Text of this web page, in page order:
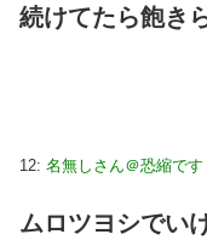
続けてたら飽き
12: 名無しさん＠恐縮です
ムロツヨシでい